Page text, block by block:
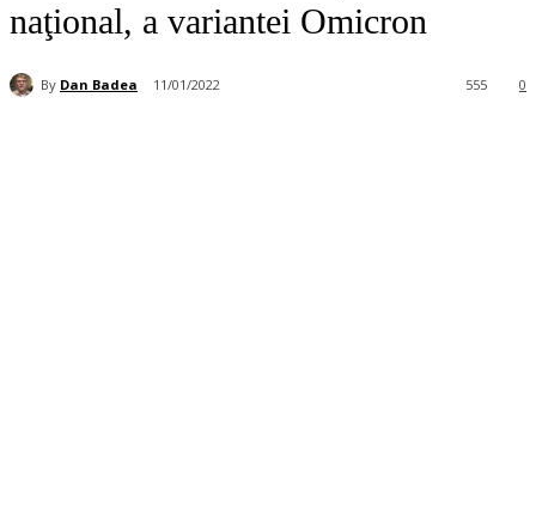
naţional, a variantei Omicron
By Dan Badea 11/01/2022 0
555